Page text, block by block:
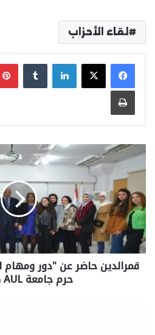
لقاء الأحزاب
لينكدإن
طباعة
قمرالدين حاضر عن "دور ومهام
حرم جامعة AUL طرابلس